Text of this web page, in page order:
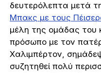
δευτερόλεπτα μετά
Μπακς με τους
μέλη της ομάδας του
πρόσωπο με τον
Χαλιμπέρτον,
συζητηθεί πολύ